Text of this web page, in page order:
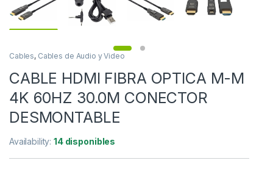
Cables, Cables de Audio y Video
CABLE HDMI FIBRA OPTICA M-M
4K 60HZ 30.0M CONECTOR
DESMONTABLE
Availability:14 disponibles